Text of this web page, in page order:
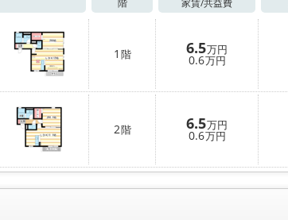
階 家賃/共益費
1 階 6.5万円
0.6万円
2階 6.5万円
0.6万円